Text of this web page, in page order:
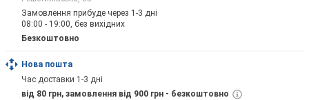
Замовлення прибуде через 1-3 дні
08:00 - 19:00, без вихідних
Безкоштовно
Нова пошта
Час доставки 1-3 дні
від 80 грн, замовлення від 900 грн - безкоштовно